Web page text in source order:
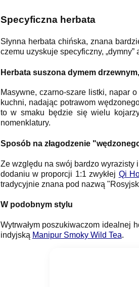
Specyficzna herbata
Słynna herbata chińska, znana
czemu uzyskuje specyficzny,
Herbata suszona dymem
Masywne, czarno-szare listki, napar
kuchni, nadając potrawom
to w smaku będzie się wielu
nomenklatury.
Sposób na złagodzenie
Ze względu na swój bardzo wyrazisty
dodaniu w proporcji 1:1 zwykłej Qi
tradycyjnie znana pod nazwą
W podobnym stylu
Wytrwałym poszukiwaczom idealnej
indyjską Manipur Smoky Wild Tea.